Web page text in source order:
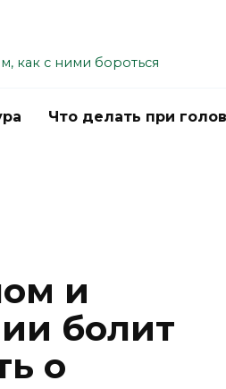
как с ними бороться
Что делать при
и
болит
о